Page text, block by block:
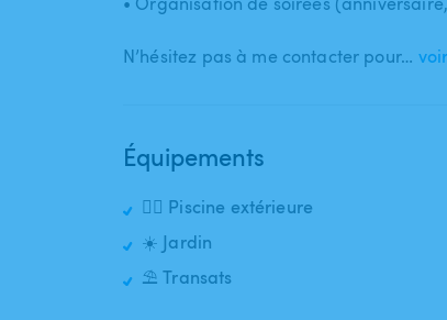
N’hésitez pas à me contacter pour…
Équipements
🏊‍♂️ Piscine extérieure
☀️ Jardin
⛱️ Transats